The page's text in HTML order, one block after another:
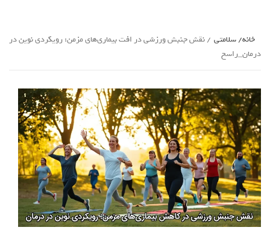
خانه سلامتی
نقش جنبش ورزشی در افت بیماری‌های مزمن: رویکردی نوین در
درمان_راسخ